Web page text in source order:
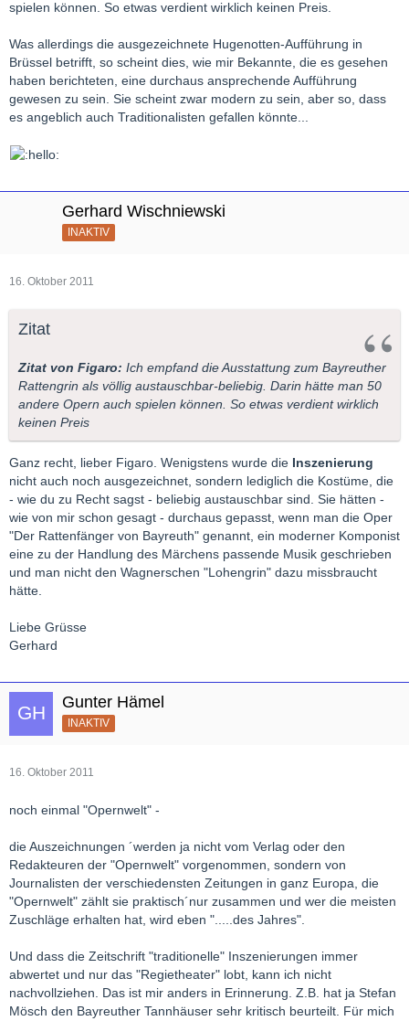
spielen können. So etwas verdient wirklich keinen Preis.
Was allerdings die ausgezeichnete Hugenotten-Aufführung in
Brüssel betrifft, so scheint dies, wie mir Bekannte, die es gesehen
haben berichteten, eine durchaus ansprechende Aufführung
gewesen zu sein. Sie scheint zwar modern zu sein, aber so, dass
es angeblich auch Traditionalisten gefallen könnte...
Gerhard Wischniewski
INAKTIV
16. Oktober 2011
Zitat
Zitat von Figaro: Ich empfand die Ausstattung zum Bayreuther
Rattengrin als völlig austauschbar-beliebig. Darin hätte man 50
andere Opern auch spielen können. So etwas verdient wirklich
keinen Preis
Ganz recht, lieber Figaro. Wenigstens wurde die Inszenierung
nicht auch noch ausgezeichnet, sondern lediglich die Kostüme, die
- wie du zu Recht sagst - beliebig austauschbar sind. Sie hätten -
wie von mir schon gesagt - durchaus gepasst, wenn man die Oper
"Der Rattenfänger von Bayreuth" genannt, ein moderner Komponist
eine zu der Handlung des Märchens passende Musik geschrieben
und man nicht den Wagnerschen "Lohengrin" dazu missbraucht
hätte.
Liebe Grüsse
Gerhard
Gunter Hämel
INAKTIV
16. Oktober 2011
noch einmal "Opernwelt" -
die Auszeichnungen ´werden ja nicht vom Verlag oder den
Redakteuren der "Opernwelt" vorgenommen, sondern von
Journalisten der verschiedensten Zeitungen in ganz Europa, die
"Opernwelt" zählt sie praktisch´nur zusammen und wer die meisten
Zuschläge erhalten hat, wird eben ".....des Jahres".
Und dass die Zeitschrift "traditionelle" Inszenierungen immer
abwertet und nur das "Regietheater" lobt, kann ich nicht
nachvollziehen. Das ist mir anders in Erinnerung. Z.B. hat ja Stefan
Mösch den Bayreuther Tannhäuser sehr kritisch beurteilt. Für mich